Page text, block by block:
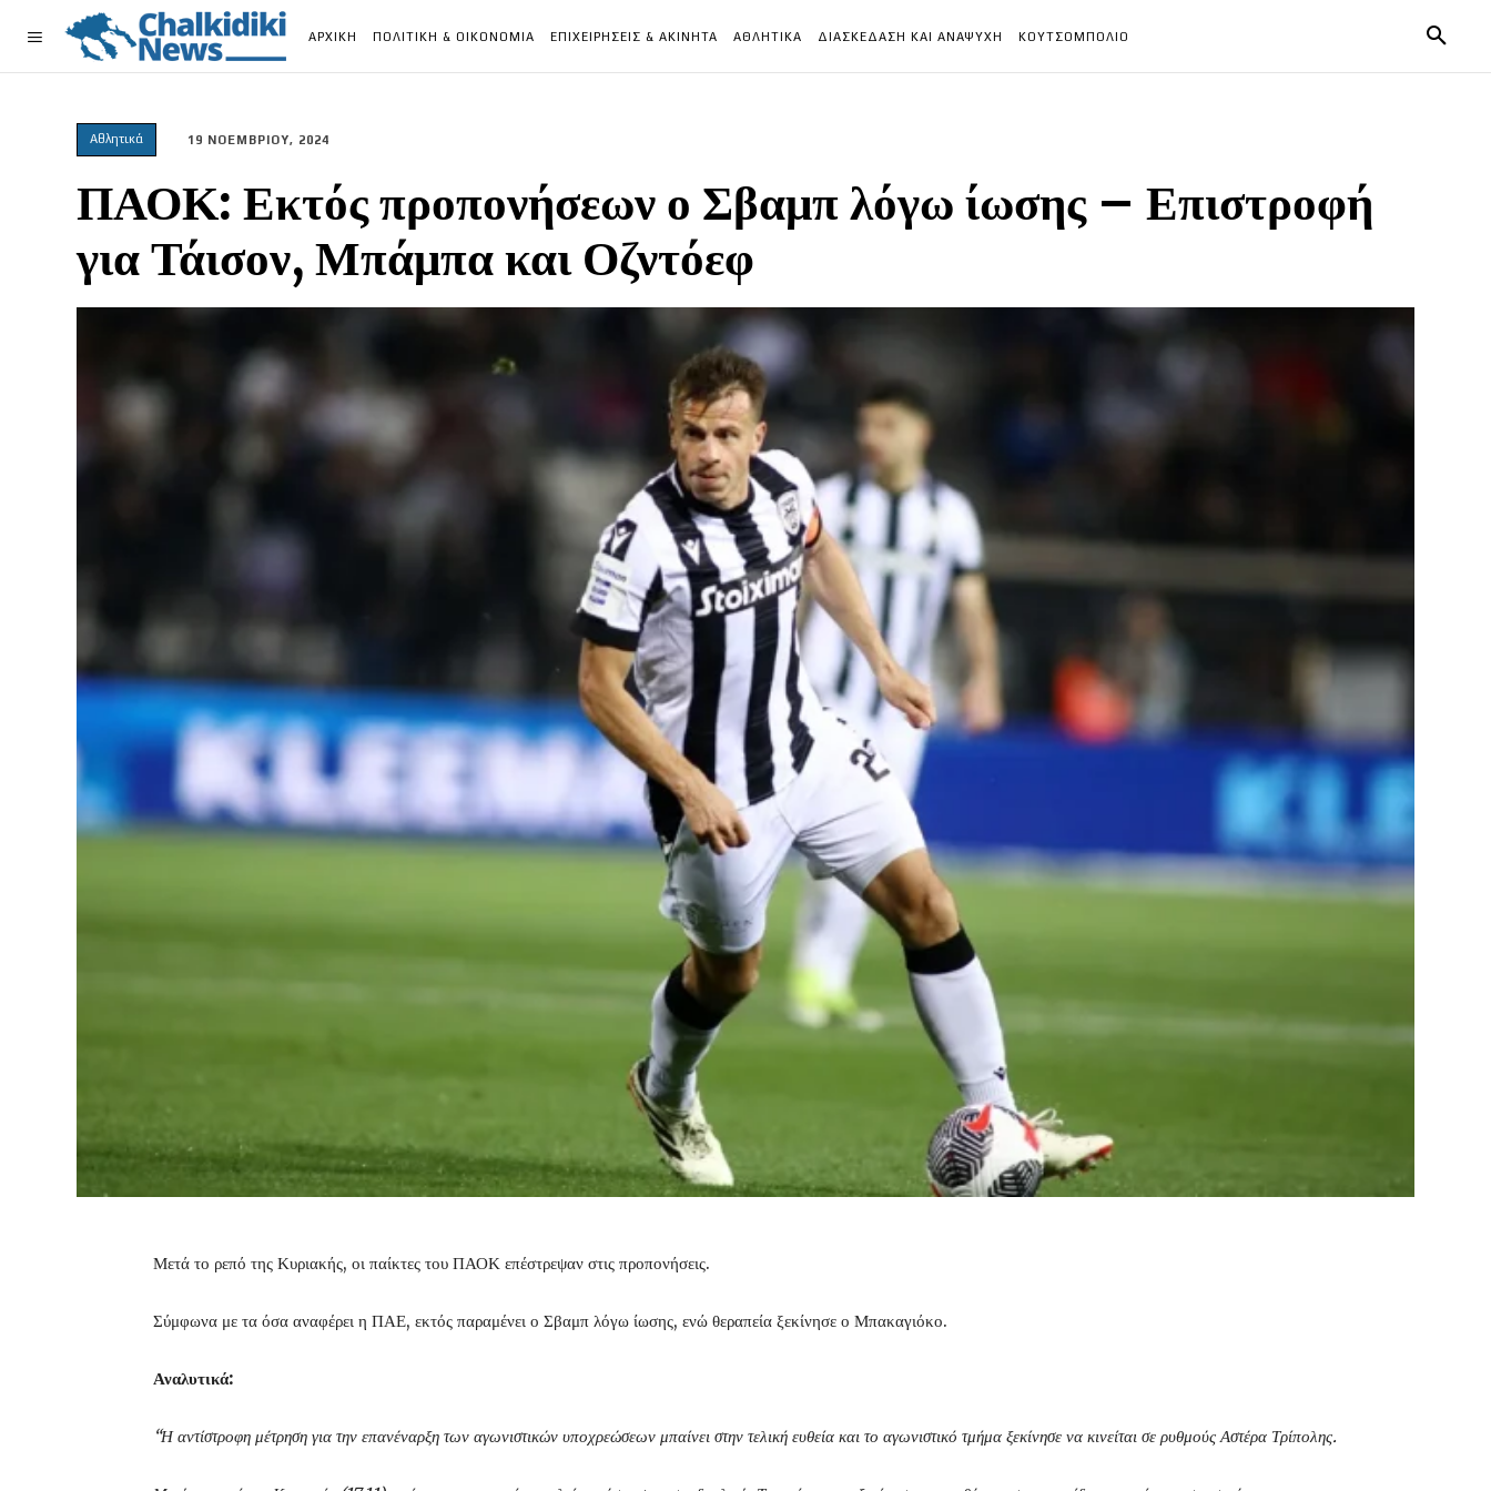
ΑΡΧΙΚΗ ΠΟΛΙΤΙΚΗ & ΟΙΚΟΝΟΜΙΑ ΕΠΙΧΕΙΡΗΣΕΙΣ & ΑΚΙΝΗΤΑ ΑΘΛΗΤΙΚΑ ΔΙΑΣΚΕΔΑΣΗ ΚΑΙ ΑΝΑΨΥΧΗ ΚΟΥΤΣΟΜΠΟΛΙΟ
Αθλητικά 19 ΝΟΕΜΒΡΙΟΥ, 2024
ΠΑΟΚ: Εκτός προπονήσεων ο Σβαμπ λόγω ίωσης – Επιστροφή
για Τάισον, Μπάμπα και Οζντόεφ
Μετά το ρεπό της Κυριακής, οι παίκτες του ΠΑΟΚ επέστρεψαν στις προπονήσεις.
Σύμφωνα με τα όσα αναφέρει η ΠΑΕ, εκτός παραμένει ο Σβαμπ λόγω ίωσης, ενώ θεραπεία ξεκίνησε ο Μπακαγιόκο.
Αναλυτικά:
“Η αντίστροφη μέτρηση για την επανέναρξη των αγωνιστικών υποχρεώσεων μπαίνει στην τελική ευθεία και το αγωνιστικό τμήμα ξεκίνησε να κινείται σε ρυθμούς Αστέρα Τρίπολης.